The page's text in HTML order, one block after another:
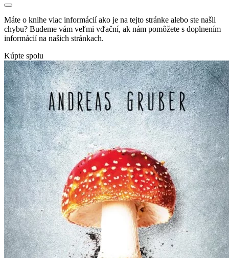
Máte o knihe viac informácií ako je na tejto stránke alebo ste našli
chybu? Budeme vám veľmi vďační, ak nám pomôžete s doplnením
informácií na našich stránkach.
Kúpte spolu